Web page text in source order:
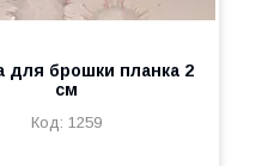
для брошки планка 2
см
1259